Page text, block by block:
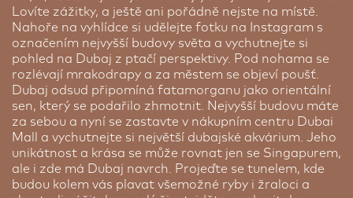
Lovíte zážitky, a ještě ani pořádně nejste na místě.
Nahoře na vyhlídce si udělejte fotku na Instagram s
označením nejvyšší budovy světa a vychutnejte si
pohled na Dubaj z ptačí perspektivy. Pod nohama se
rozlévají mrakodrapy a za městem se objeví poušť.
Dubaj odsud připomíná fatamorganu jako orientální
sen, který se podařilo zhmotnit. Nejvyšší budovu máte
za sebou a nyní se zastavte v nákupním centru Dubai
Mall a vychutnejte si největší dubajské akvárium. Jeho
unikátnost a krása se může rovnat jen se Singapurem,
ale i zde má Dubaj navrch. Projeďte se tunelem, kde
budou kolem vás plavat všemožné ryby i žraloci a